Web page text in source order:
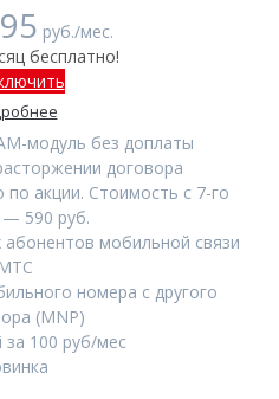
руб./мес.
бесплатно!
модуль без доплаты
договора
акции. Стоимость с 7-го
— 590 руб.
мобильной связи
МТС
номера с другого
(MNP)
за 100 руб/мес